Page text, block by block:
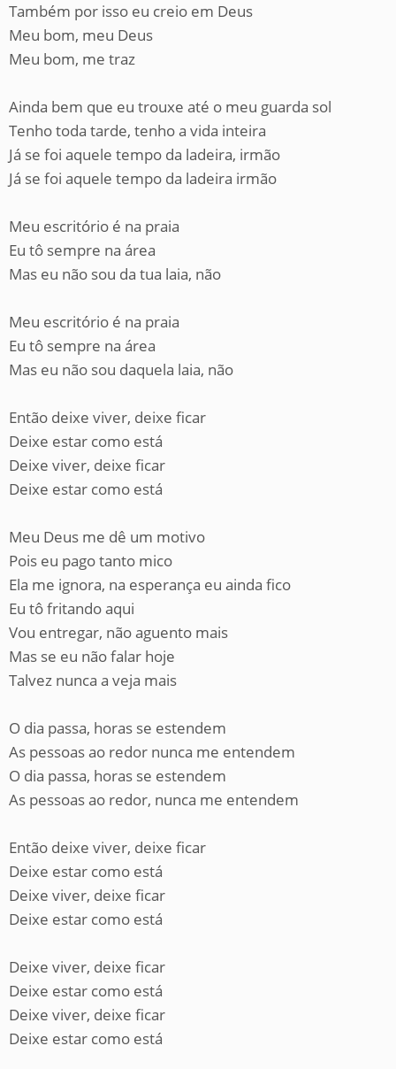
Também por isso eu creio em Deus
Meu bom, meu Deus
Meu bom, me traz
Ainda bem que eu trouxe até o meu guarda sol
Tenho toda tarde, tenho a vida inteira
Já se foi aquele tempo da ladeira, irmão
Já se foi aquele tempo da ladeira irmão
Meu escritório é na praia
Eu tô sempre na área
Mas eu não sou da tua laia, não
Meu escritório é na praia
Eu tô sempre na área
Mas eu não sou daquela laia, não
Então deixe viver, deixe ficar
Deixe estar como está
Deixe viver, deixe ficar
Deixe estar como está
Meu Deus me dê um motivo
Pois eu pago tanto mico
Ela me ignora, na esperança eu ainda fico
Eu tô fritando aqui
Vou entregar, não aguento mais
Mas se eu não falar hoje
Talvez nunca a veja mais
O dia passa, horas se estendem
As pessoas ao redor nunca me entendem
O dia passa, horas se estendem
As pessoas ao redor, nunca me entendem
Então deixe viver, deixe ficar
Deixe estar como está
Deixe viver, deixe ficar
Deixe estar como está
Deixe viver, deixe ficar
Deixe estar como está
Deixe viver, deixe ficar
Deixe estar como está